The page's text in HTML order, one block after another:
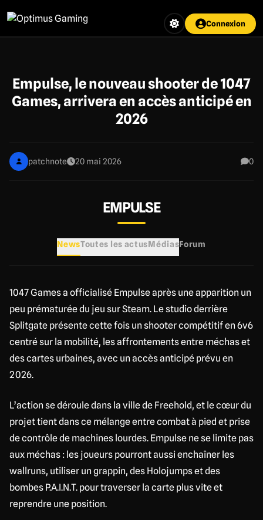
au
contenu
Connexion
Empulse, le nouveau shooter de 1047
Games, arrivera en accès anticipé en
2026
patchnote 20 mai 2026 0
EMPULSE
NewsToutes les actusMédiasForum
1047 Games a officialisé Empulse après une apparition un
peu prématurée du jeu sur Steam. Le studio derrière
Splitgate présente cette fois un shooter compétitif en 6v6
centré sur la mobilité, les affrontements entre méchas et
des cartes urbaines, avec un accès anticipé prévu en
2026.
L’action se déroule dans la ville de Freehold, et le cœur du
projet tient dans ce mélange entre combat à pied et prise
de contrôle de machines lourdes. Empulse ne se limite pas
aux méchas : les joueurs pourront aussi enchaîner les
wallruns, utiliser un grappin, des Holojumps et des
bombes P.A.I.N.T. pour traverser la carte plus vite et
reprendre une position.